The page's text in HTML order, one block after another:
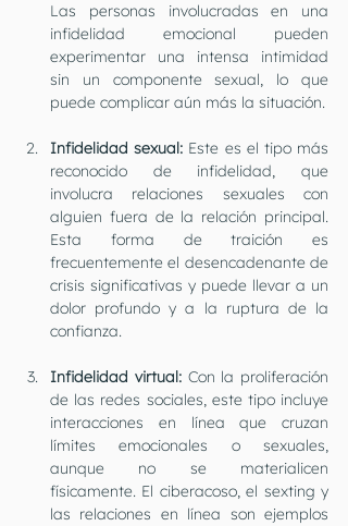
Las personas involucradas en una
infidelidad emocional pueden
experimentar una intensa intimidad
sin un componente sexual, lo que
puede complicar aún más la situación.
Infidelidad sexual: Este es el tipo más
reconocido de infidelidad, que
involucra relaciones sexuales con
alguien fuera de la relación principal.
Esta forma de traición es
frecuentemente el desencadenante de
crisis significativas y puede llevar a un
dolor profundo y a la ruptura de la
confianza.
Infidelidad virtual: Con la proliferación
de las redes sociales, este tipo incluye
interacciones en línea que cruzan
límites emocionales o sexuales,
aunque no se materialicen
físicamente. El ciberacoso, el sexting y
las relaciones en línea son ejemplos